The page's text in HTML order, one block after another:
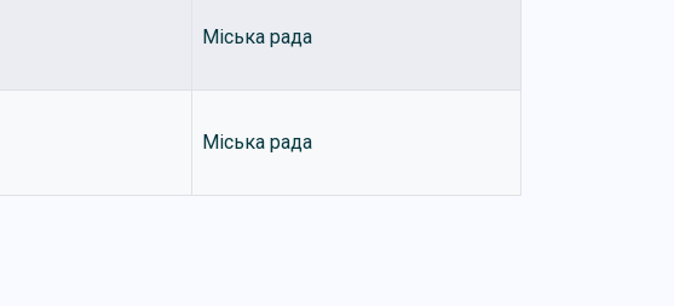
Міська рада
Міська рада